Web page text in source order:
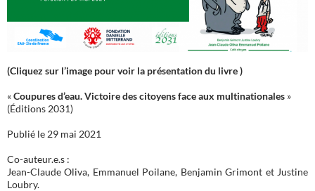
(Cliquez sur l’image pour voir la présentation du livre )
«Coupures d’eau. Victoire des citoyens face aux multinationales »
(Éditions 2031)
Publié le 29 mai 2021
Co-auteur.e.s :
Jean-Claude Oliva, Emmanuel Poilane, Benjamin Grimont et Justine
Loubry.